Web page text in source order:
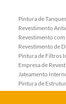
Pintura de
Revestimento
Revestimento
Revestimento de
Pintura de Filtros
Empresa de
Jateamento
Pintura de
Piso Epóxi